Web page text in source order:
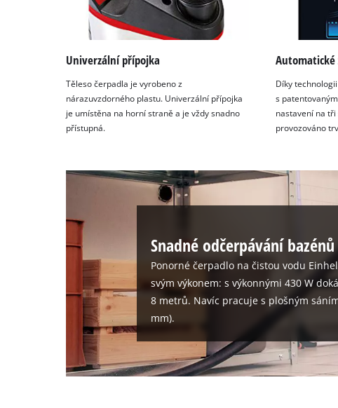
Univerzální přípojka
Těleso čerpadla je vyrobeno z
nárazuvzdorného plastu. Univerzální přípojka
je umístěna na horní straně a je vždy snadno
přístupná.
Díky
s
nastavení na tři
provozováno
Snadné odčerpávání
Ponorné čerpadlo na čistou vodu
svým výkonem: s výkonnými 430 W
8 metrů. Navíc pracuje s plošným
mm).